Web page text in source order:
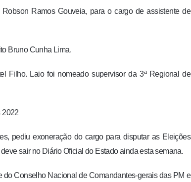
Ramos Gouveia, para o cargo de assistente de
Bruno Cunha Lima.
Filho. Laio foi nomeado supervisor da 3ª Regional de
2022
pediu exoneração do cargo para disputar as Eleições
sair no Diário Oficial do Estado ainda esta semana.
Conselho Nacional de Comandantes-gerais das PM e